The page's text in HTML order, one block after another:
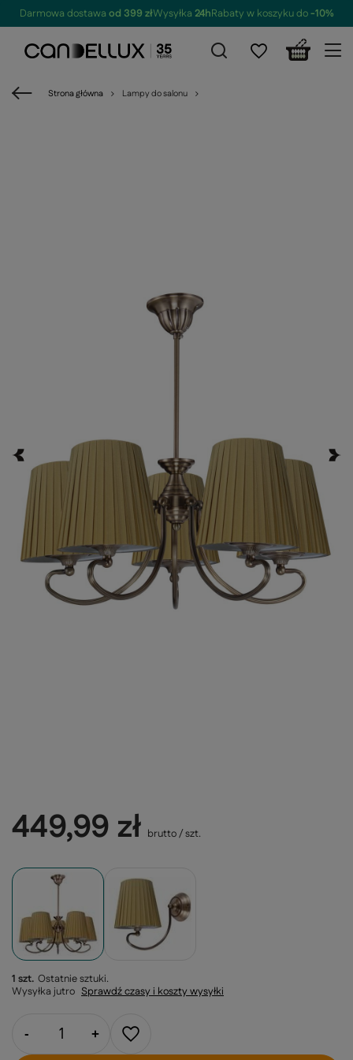
Darmowa dostawa od 399 złWysyłka 24hRabaty w koszyku do-10%
Strona główna Lampy do salonu
1 szt. Ostatnie sztuki
Wysyłka jutro Sprawdź czasy i koszty wysyłki
449,99 zł brutto/szt.
- +